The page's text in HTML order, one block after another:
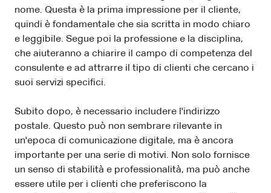
nome. Questa è la prima impressione per il cliente,
quindi è fondamentale che sia scritta in modo chiaro
e leggibile. Segue poi la professione e la disciplina,
che aiuteranno a chiarire il campo di competenza del
consulente e ad attrarre il tipo di clienti che cercano i
suoi servizi specifici.
Subito dopo, è necessario includere l'indirizzo
postale. Questo può non sembrare rilevante in
un'epoca di comunicazione digitale, ma è ancora
importante per una serie di motivi. Non solo fornisce
un senso di stabilità e professionalità, ma può anche
essere utile per i clienti che preferiscono la